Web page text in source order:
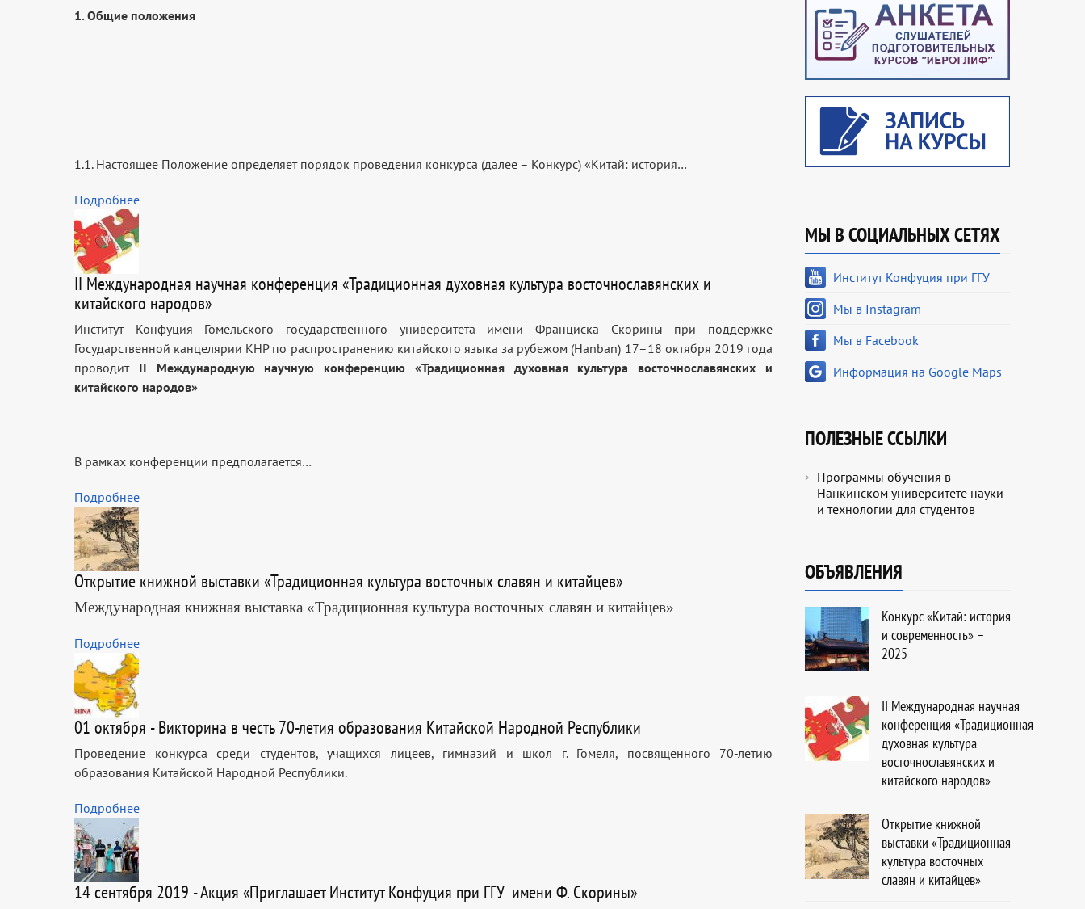
1. Общие положения
1.1. Настоящее Положение определяет порядок проведения конкурса (далее – Конкурс) «Китай: история…
Подробнее
ІІ Международная научная конференция «Традиционная духовная культура восточнославянских и
китайского народов»
Институт Конфуция Гомельского государственного университета имени Франциска Скорины при поддержке
Государственной канцелярии КНР по распространению китайского языка за рубежом (Hanban) 17–18 октября 2019 года
проводит ІІ Международную научную конференцию «Традиционная духовная культура восточнославянских и
китайского народов»
В рамках конференции предполагается…
Подробнее
Открытие книжной выставки «Традиционная культура восточных славян и китайцев»
Международная книжная выставка «Традиционная культура восточных славян и китайцев»
Подробнее
01 октября - Викторина в честь 70-летия образования Китайской Народной Республики
Проведение конкурса среди студентов, учащихся лицеев, гимназий и школ г. Гомеля, посвященного 70-летию
образования Китайской Народной Республики.
Подробнее
14 сентября 2019 - Акция «Приглашает Институт Конфуция при ГГУ имени Ф. Скорины»
МЫ В СОЦИАЛЬНЫХ СЕТЯХ
Институт Конфуция при ГГУ
Мы в Instagram
Мы в Facebook
Информация на Google Maps
ПОЛЕЗНЫЕ ССЫЛКИ
Программы обучения в
Нанкинском университете науки
и технологии для студентов
ОБЪЯВЛЕНИЯ
Конкурс «Китай: история
и современность» –
2025
ІІ Международная научная
конференция «Традиционная
духовная культура
восточнославянских и
китайского народов»
Открытие книжной
выставки «Традиционная
культура восточных
славян и китайцев»